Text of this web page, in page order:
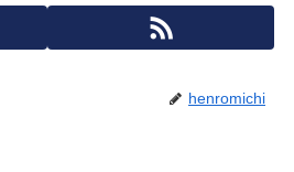
henromichi